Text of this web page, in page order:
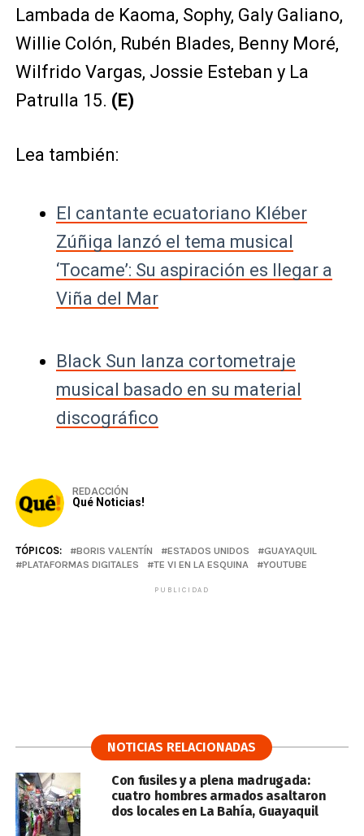
Lambada de Kaoma, Sophy, Galy Galiano,
Willie Colón, Rubén Blades, Benny Moré,
Wilfrido Vargas, Jossie Esteban y La
Patrulla 15. (E)
Lea también:
El cantante ecuatoriano Kléber
Zúñiga lanzó el tema musical
‘Tocame’: Su aspiración es llegar a
Viña del Mar
Black Sun lanza cortometraje
musical basado en su material
discográfico
REDACCIÓN
Qué Noticias!
TÓPICOS: BORIS VALENTÍN ESTADOS UNIDOS
GUAYAQUIL
PLATAFORMAS DIGITALES
TE VI EN LA ESQUINA YOUTUBE
PUBLICIDAD
NOTICIAS RELACIONADAS
Con fusiles y a plena madrugada:
cuatro hombres armados asaltaron
dos locales en La Bahía, Guayaquil